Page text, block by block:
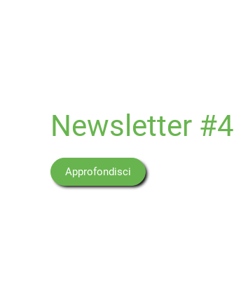
Newsletter #4
Approfondisci